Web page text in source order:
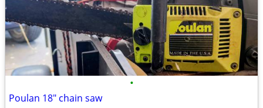
•
Poulan 18" chain saw